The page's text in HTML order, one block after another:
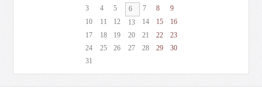
3
4 5 6 7 8
9
10
11 12 13 14 15
16
17
18 19 20 21 22
23
24
25 26 27 28 29
30
31